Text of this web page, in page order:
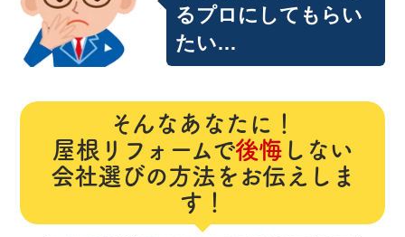
るプロにしてもらい
たい…
そんなあなたに！
屋根リフォームで後悔 しない
会社選びの方法をお伝えしま
す！